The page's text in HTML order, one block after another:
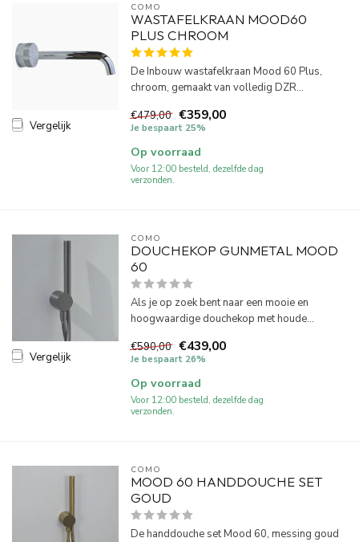
Vergelijk
COMO
WASTAFELKRAAN MOOD60
PLUS CHROOM
De Inbouw wastafelkraan Mood 60 Plus,
chroom, gemaakt van volledig DZR...
€479,00 €359,00
Je bespaart 25%
Op voorraad
Voor 12:00 besteld, dezelfde dag
verzonden.
Vergelijk
COMO
DOUCHEKOP GUNMETAL MOOD
60
Als je op zoek bent naar een mooie en
hoogwaardige douchekop met houde...
€590,00 €439,00
Je bespaart 26%
Op voorraad
Voor 12:00 besteld, dezelfde dag
verzonden.
COMO
MOOD 60 HANDDOUCHE SET
GOUD
De handdouche set Mood 60, messing goud